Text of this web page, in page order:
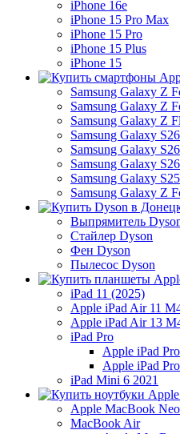
iPhone 16e
iPhone 15 Pro Max
iPhone 15 Pro
iPhone 15 Plus
iPhone 15
Samsung Galaxy Z
Samsung Galaxy Z
Samsung Galaxy Z
Samsung Galaxy
Samsung Galaxy S26
Samsung Galaxy
Samsung Galaxy
Samsung Galaxy Z
Выпрямитель
Стайлер Dyson
Фен Dyson
Пылесос Dyson
iPad 11 (2025)
Apple iPad Air 11
Apple iPad Air 13
iPad Pro
Apple iPad
Apple iPad
iPad Mini 6 2021
Apple MacBook Neo
MacBook Air